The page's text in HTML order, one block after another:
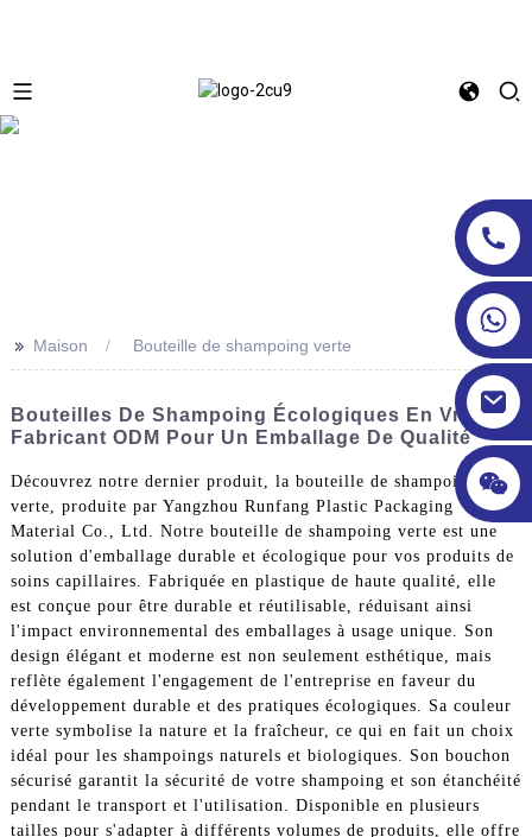
>> Maison Bouteille de shampoing verte
Bouteilles De Shampoing Écologiques En Vrac |
Fabricant ODM Pour Un Emballage De Qualité
Découvrez notre dernier produit, la bouteille de shampoing
verte, produite par Yangzhou Runfang Plastic Packaging
Material Co., Ltd. Notre bouteille de shampoing verte est une
solution d'emballage durable et écologique pour vos produits de
soins capillaires. Fabriquée en plastique de haute qualité, elle
est conçue pour être durable et réutilisable, réduisant ainsi
l'impact environnemental des emballages à usage unique. Son
design élégant et moderne est non seulement esthétique, mais
reflète également l'engagement de l'entreprise en faveur du
développement durable et des pratiques écologiques. Sa couleur
verte symbolise la nature et la fraîcheur, ce qui en fait un choix
idéal pour les shampoings naturels et biologiques. Son bouchon
sécurisé garantit la sécurité de votre shampoing et son étanchéité
pendant le transport et l'utilisation. Disponible en plusieurs
tailles pour s'adapter à différents volumes de produits, elle offre